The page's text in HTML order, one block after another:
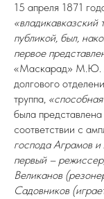
15 апреля 1871
«владикавказский
публикой, был,
первое
«Маскарад» М.Ю.
долгового
труппа,
была
соответствии с
господа Аграмов
первый –
Великанов
Садовников